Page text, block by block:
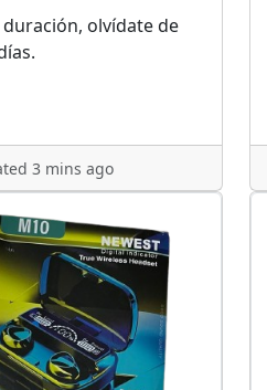
olvídate de
3 mins ago